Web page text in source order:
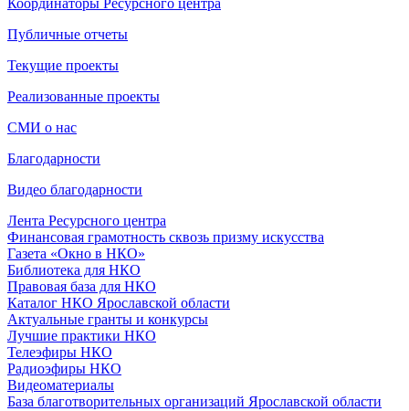
Координаторы Ресурсного центра
Публичные отчеты
Текущие проекты
Реализованные проекты
СМИ о нас
Благодарности
Видео благодарности
Лента Ресурсного центра
Финансовая грамотность сквозь призму искусства
Газета «Окно в НКО»
Библиотека для НКО
Правовая база для НКО
Каталог НКО Ярославской области
Актуальные гранты и конкурсы
Лучшие практики НКО
Телеэфиры НКО
Радиоэфиры НКО
Видеоматериалы
База благотворительных организаций Ярославской области